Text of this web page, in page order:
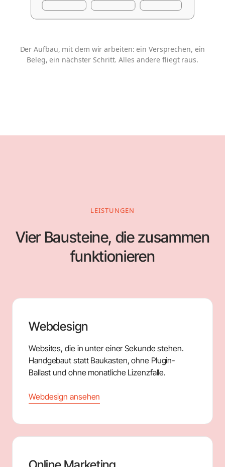
Der Aufbau, mit dem wir arbeiten: ein Versprechen, ein
Beleg, ein nächster Schritt. Alles andere fliegt raus.
LEISTUNGEN
Vier Bausteine, die zusammen
funktionieren
Webdesign
Websites, die in unter einer Sekunde stehen.
Handgebaut statt Baukasten, ohne Plugin-
Ballast und ohne monatliche Lizenzfalle.
Webdesign ansehen